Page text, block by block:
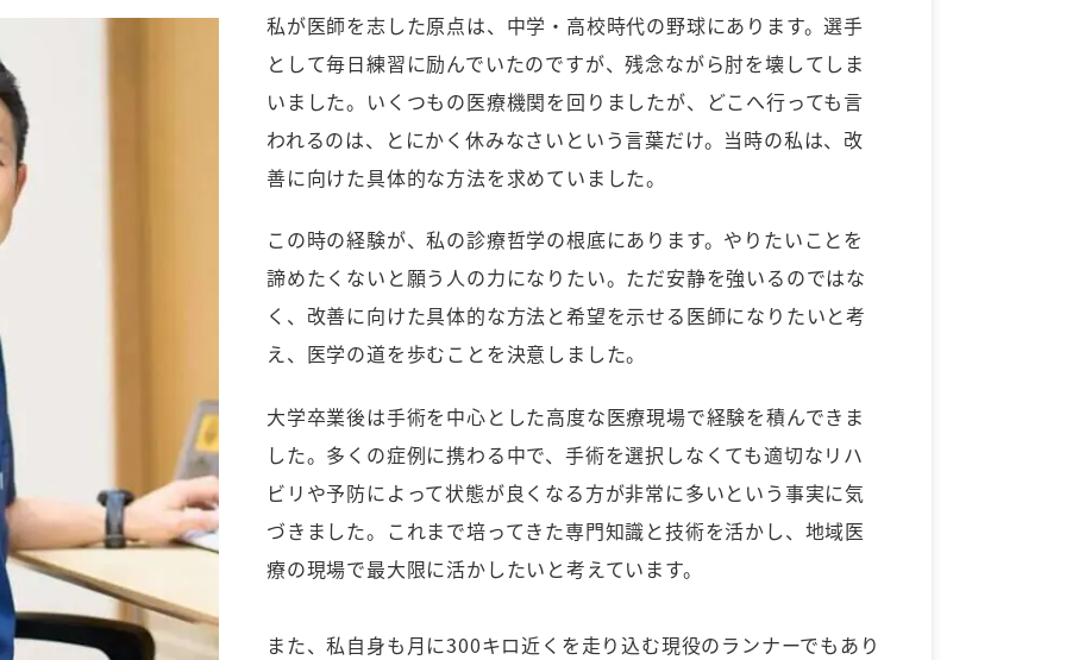
私が医師を志した原点は、中学・高校時代の野球にあります。選手
として毎日練習に励んでいたのですが、残念ながら肘を壊してしま
いました。いくつもの医療機関を回りましたが、どこへ行っても言
われるのは、とにかく休みなさいという言葉だけ。当時の私は、改
善に向けた具体的な方法を求めていました。
この時の経験が、私の診療哲学の根底にあります。やりたいことを
諦めたくないと願う人の力になりたい。ただ安静を強いるのではな
く、改善に向けた具体的な方法と希望を示せる医師になりたいと考
え、医学の道を歩むことを決意しました。
大学卒業後は手術を中心とした高度な医療現場で経験を積んできま
した。多くの症例に携わる中で、手術を選択しなくても適切なリハ
ビリや予防によって状態が良くなる方が非常に多いという事実に気
づきました。これまで培ってきた専門知識と技術を活かし、地域医
療の現場で最大限に活かしたいと考えています。
また、私自身も月に300キロ近くを走り込む現役のランナーでもあり